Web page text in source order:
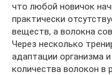
что любой новичок
практически
веществ, а волокна
Через несколько
адаптации организма
количества волокон в